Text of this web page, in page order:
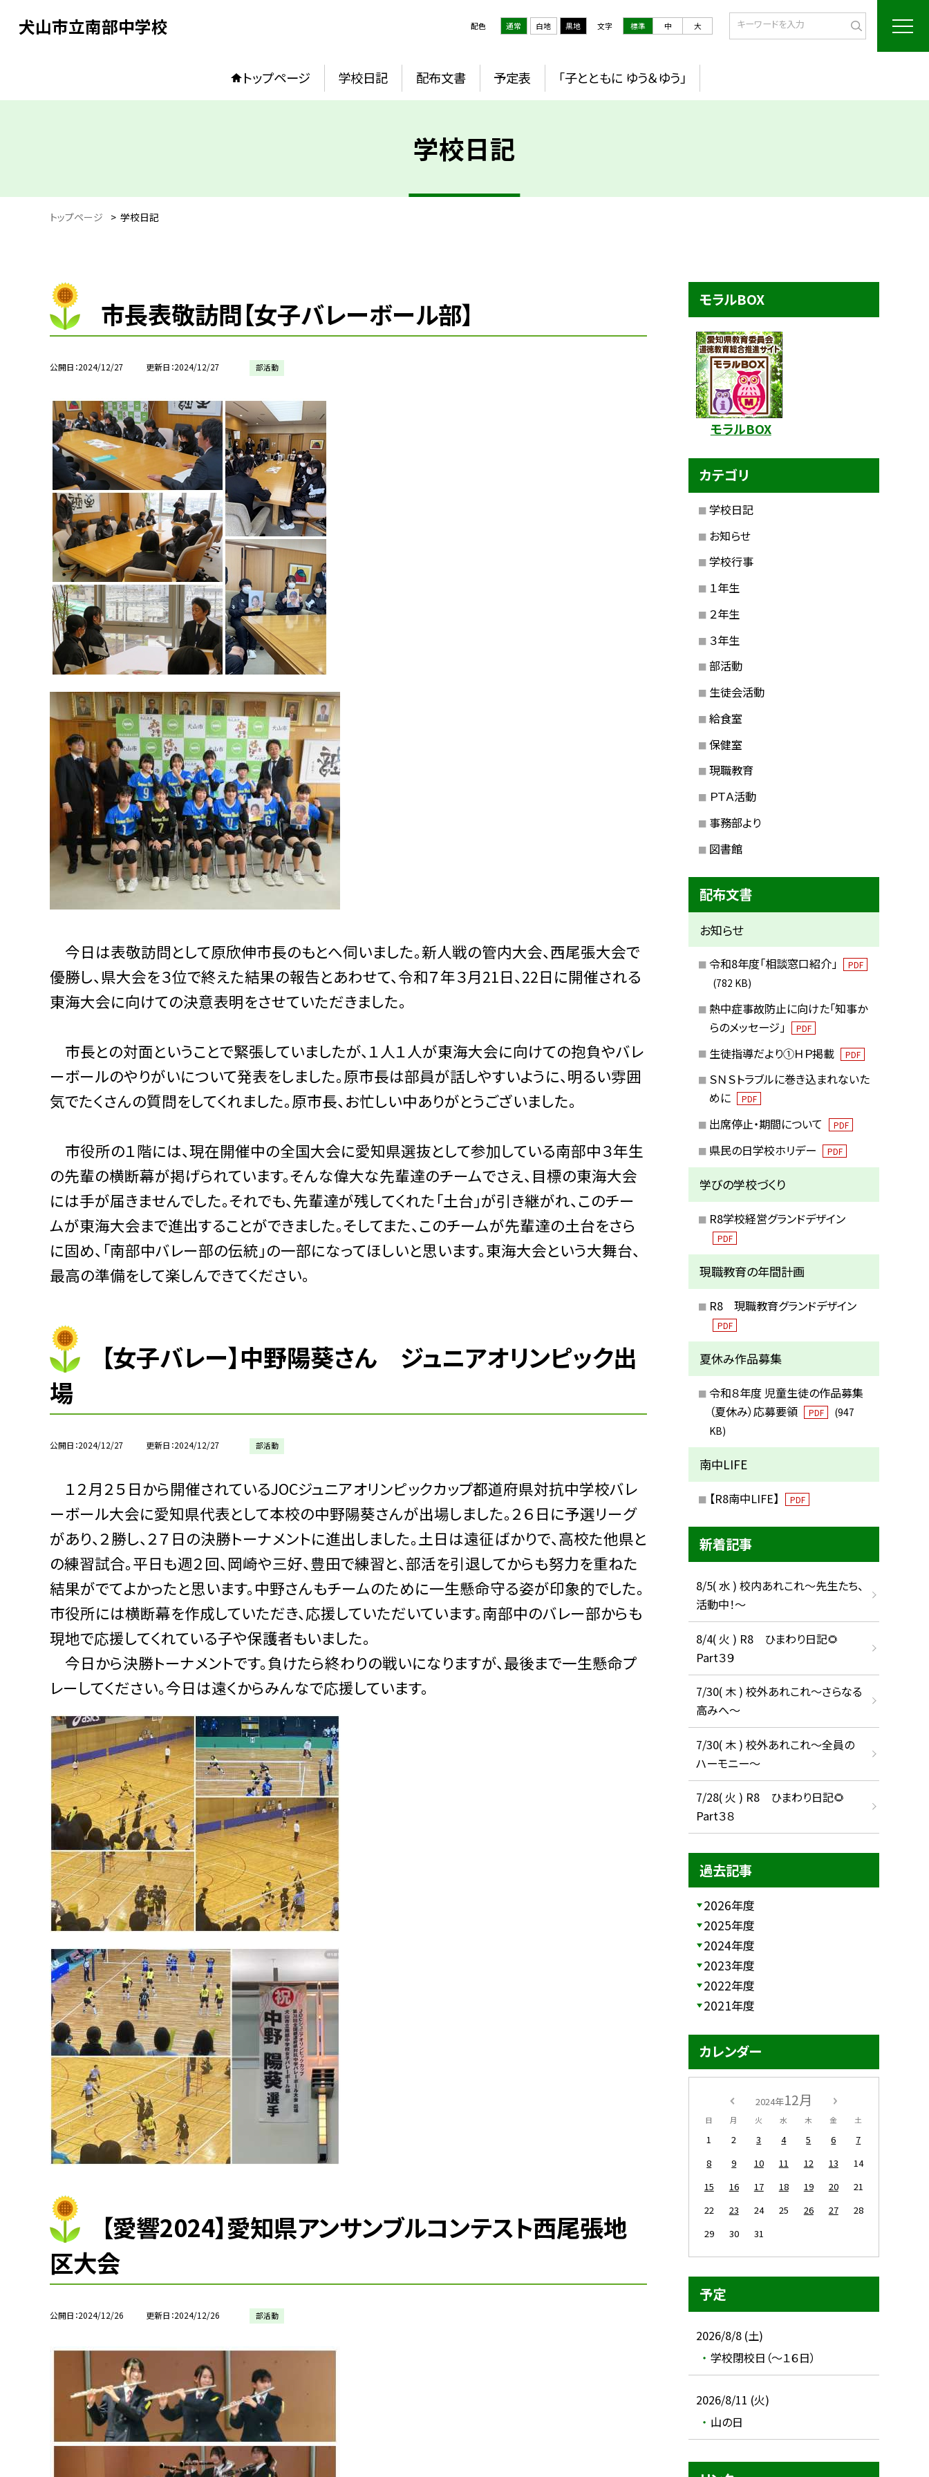
犬山市立南部中学校 配色 通常 白地 黒地 文字 標準 中 大
トップページ 学校日記 配布文書 予定表 「子とともに ゆう＆ゆう」
学校日記
トップページ > 学校日記
市長表敬訪問【女子バレーボール部】
公開日 2024/12/27 更新日 2024/12/27 部活動
今日は表敬訪問として原欣伸市長のもとへ伺いました。新人戦の管内大会、西尾張大会で
優勝し、県大会を３位で終えた結果の報告とあわせて、令和７年３月21日、22日に開催される
東海大会に向けての決意表明をさせていただきました。
市長との対面ということで緊張していましたが、１人１人が東海大会に向けての抱負やバレ
ーボールのやりがいについて発表をしました。原市長は部員が話しやすいように、明るい雰囲
気でたくさんの質問をしてくれました。原市長、お忙しい中ありがとうございました。
市役所の１階には、現在開催中の全国大会に愛知県選抜として参加している南部中３年生
の先輩の横断幕が掲げられています。そんな偉大な先輩達のチームでさえ、目標の東海大会
には手が届きませんでした。それでも、先輩達が残してくれた「土台」が引き継がれ、このチー
ムが東海大会まで進出することができました。そしてまた、このチームが先輩達の土台をさら
に固め、「南部中バレー部の伝統」の一部になってほしいと思います。東海大会という大舞台、
最高の準備をして楽しんできてください。
【女子バレー】中野陽葵さん ジュニアオリンピック出
場
公開日 2024/12/27 更新日 2024/12/27 部活動
１２月２５日から開催されているJOCジュニアオリンピックカップ都道府県対抗中学校バレ
ーボール大会に愛知県代表として本校の中野陽葵さんが出場しました。２６日に予選リーグ
があり、２勝し、２７日の決勝トーナメントに進出しました。土日は遠征ばかりで、高校た他県と
の練習試合。平日も週２回、岡崎や三好、豊田で練習と、部活を引退してからも努力を重ねた
結果がでてよかったと思います。中野さんもチームのために一生懸命守る姿が印象的でした。
市役所には横断幕を作成していただき、応援していただいています。南部中のバレー部からも
現地で応援してくれている子や保護者もいました。
今日から決勝トーナメントです。負けたら終わりの戦いになりますが、最後まで一生懸命プ
レーしてください。今日は遠くからみんなで応援しています。
【愛響2024】愛知県アンサンブルコンテスト西尾張地
区大会
公開日 2024/12/26 更新日 2024/12/26 部活動
モラルBOX
モラルBOX
カテゴリ
学校日記
お知らせ
学校行事
１年生
２年生
３年生
部活動
生徒会活動
給食室
保健室
現職教育
ＰＴＡ活動
事務部より
図書館
配布文書
お知らせ
令和8年度「相談窓口紹介」 PDF
(782 KB)
熱中症事故防止に向けた「知事か
らのメッセージ」
PDF
生徒指導だより①ＨＰ掲載 PDF
ＳＮＳトラブルに巻き込まれないた
めに
PDF
出席停止・期間について PDF
県民の日学校ホリデー PDF
学びの学校づくり
R8学校経営グランドデザイン
PDF
現職教育の年間計画
R8 現職教育グランドデザイン
PDF
夏休み作品募集
令和８年度 児童生徒の作品募集
（夏休み）応募要領
PDF
(947
KB)
南中LIFE
【R8南中LIFE】 PDF
新着記事
8/5( 水 ) 校内あれこれ〜先生たち、
活動中！〜
8/4( 火 ) R8 ひまわり日記🌻
Part３９
7/30( 木 ) 校外あれこれ〜さらなる
高みへ〜
7/30( 木 ) 校外あれこれ〜全員の
ハーモニー〜
7/28( 火 ) R8 ひまわり日記🌻
Part３８
過去記事
2026年度
2025年度
2024年度
2023年度
2022年度
2021年度
カレンダー
2024年12月
日 月 火 水 木 金 土
1 2 3 4 5 6
7
8
9 10 11 12 13
14
15
16 17 18 19 20
21
22
23 24 25 26 27
28
29
30 31
予定
2026/8/8 (土)
学校閉校日（～１６日）
2026/8/11 (火)
山の日